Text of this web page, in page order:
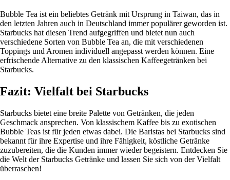
Bubble Tea ist ein beliebtes Getränk mit Ursprung in Taiwan, das in
den letzten Jahren auch in Deutschland immer populärer geworden ist.
Starbucks hat diesen Trend aufgegriffen und bietet nun auch
verschiedene Sorten von Bubble Tea an, die mit verschiedenen
Toppings und Aromen individuell angepasst werden können. Eine
erfrischende Alternative zu den klassischen Kaffeegetränken bei
Starbucks.
Fazit: Vielfalt bei Starbucks
Starbucks bietet eine breite Palette von Getränken, die jeden
Geschmack ansprechen. Von klassischem Kaffee bis zu exotischen
Bubble Teas ist für jeden etwas dabei. Die Baristas bei Starbucks sind
bekannt für ihre Expertise und ihre Fähigkeit, köstliche Getränke
zuzubereiten, die die Kunden immer wieder begeistern. Entdecken Sie
die Welt der Starbucks Getränke und lassen Sie sich von der Vielfalt
überraschen!